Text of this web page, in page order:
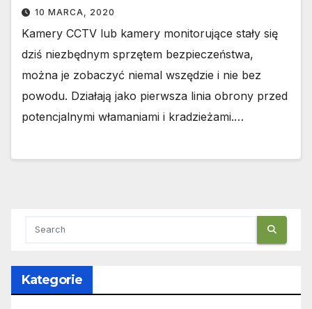
10 MARCA, 2020
Kamery CCTV lub kamery monitorujące stały się
dziś niezbędnym sprzętem bezpieczeństwa,
można je zobaczyć niemal wszędzie i nie bez
powodu. Działają jako pierwsza linia obrony przed
potencjalnymi włamaniami i kradzieżami.…
Kategorie